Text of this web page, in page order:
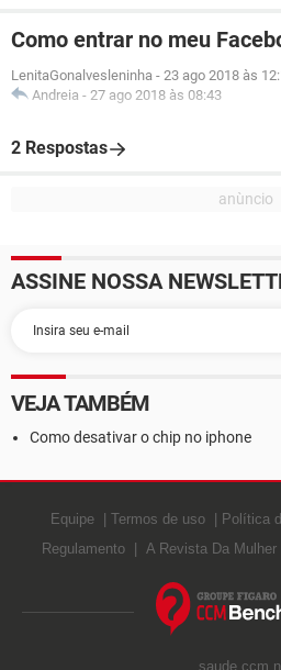
Como entrar no meu
LenitaGonalvesleninha - 23 ago 2018 às
Andreia - 27 ago 2018 às 08:43
2 Respostas
ASSINE NOSSA
VEJA TAMBÉM
Como desativar o chip no iphone
Equipe Termos de uso Política
Regulamento
A Revista Da Mulher